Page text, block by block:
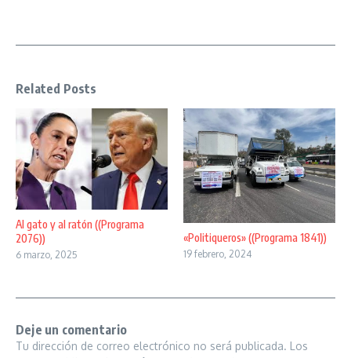
Related Posts
Al gato y al ratón ((Programa
2076))
6 marzo, 2025
«Politiqueros» ((Programa 1841))
19 febrero, 2024
Deje un comentario
Tu dirección de correo electrónico no será publicada. Los